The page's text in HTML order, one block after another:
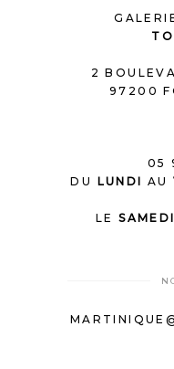
2
97200
05
DU
LUNDI AU
LE SAMEDI